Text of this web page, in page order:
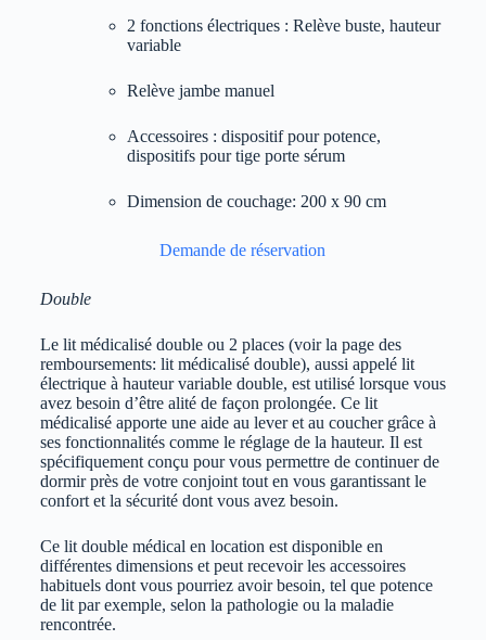
2 fonctions électriques : Relève buste, hauteur
variable
Relève jambe manuel
Accessoires : dispositif pour potence,
dispositifs pour tige porte sérum
Dimension de couchage: 200 x 90 cm
Demande de réservation
Double
Le lit médicalisé double ou 2 places (voir la page des
remboursements: lit médicalisé double), aussi appelé lit
électrique à hauteur variable double, est utilisé lorsque vous
avez besoin d’être alité de façon prolongée. Ce lit
médicalisé apporte une aide au lever et au coucher grâce à
ses fonctionnalités comme le réglage de la hauteur. Il est
spécifiquement conçu pour vous permettre de continuer de
dormir près de votre conjoint tout en vous garantissant le
confort et la sécurité dont vous avez besoin.
Ce lit double médical en location est disponible en
différentes dimensions et peut recevoir les accessoires
habituels dont vous pourriez avoir besoin, tel que potence
de lit par exemple, selon la pathologie ou la maladie
rencontrée.